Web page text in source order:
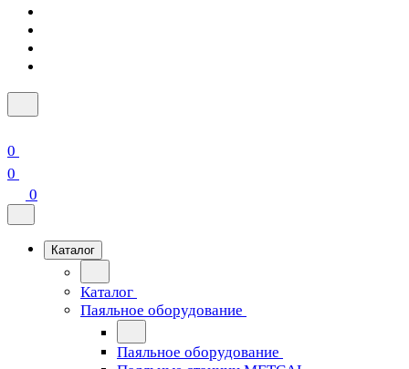
0
0
0
Каталог
Каталог
Паяльное оборудование
Паяльное оборудование